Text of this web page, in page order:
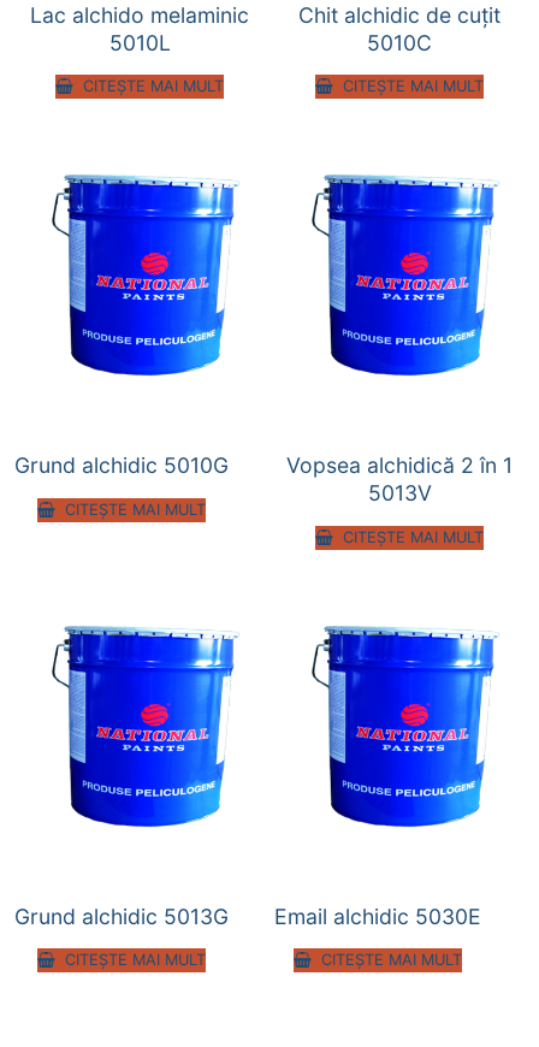
Lac alchido melaminic
5010L
CITEȘTE MAI MULT
Chit alchidic de cuțit
5010C
CITEȘTE MAI MULT
Grund alchidic 5010G
CITEȘTE MAI MULT
Vopsea alchidică 2 în 1
5013V
CITEȘTE MAI MULT
Grund alchidic 5013G
CITEȘTE MAI MULT
Email alchidic 5030E
CITEȘTE MAI MULT